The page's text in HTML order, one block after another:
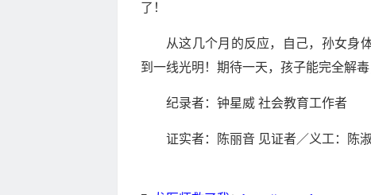
了！
从这几个月的反应，自己，孙女身
到一线光明！期待一天，孩子能完全解
纪录者：钟星威 社会教育工作者
证实者：陈丽音 见证者／义工：陈